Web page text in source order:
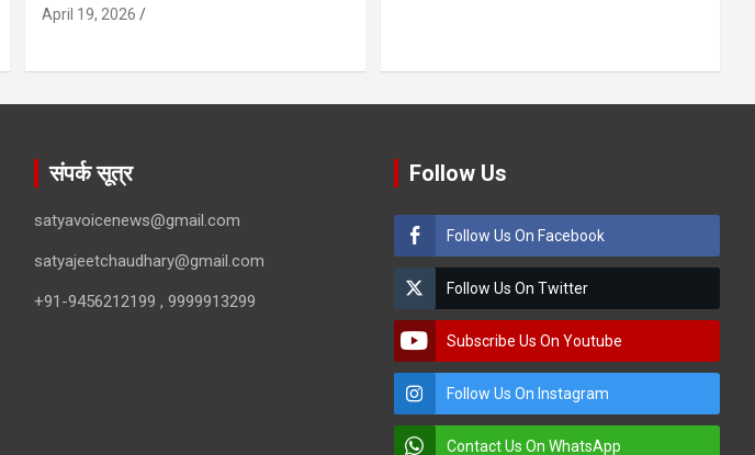
April 19, 2026
संपर्क सूत्र
satyavoicenews@gmail.com
satyajeetchaudhary@gmail.com
+91-9456212199 , 9999913299
Follow Us
Follow Us On Facebook
Follow Us On Twitter
Subscribe Us On Youtube
Follow Us On Instagram
Contact Us On WhatsApp